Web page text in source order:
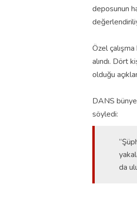
deposunun
Özel
alındı. Dört
olduğu
DANS
söyledi:
da